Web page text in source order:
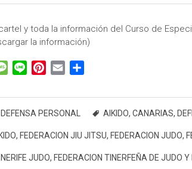
y toda la información del Curso de
la información)
M
s
s
g
e
n
e
n
t
r
e
a
i
m
r
t
DEFENSA PERSONAL AIKIDO, CANARIAS,
, FEDERACION JIU JITSU, FEDERACION JUDO,
JUDO, FEDERACION TINERFEÑA DE JUDO Y